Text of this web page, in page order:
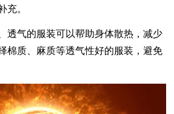
。
透气的服装可以帮助身体散热，减少
棉质、麻质等透气性好的服装，避免